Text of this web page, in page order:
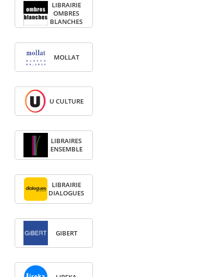
LIBRAIRIE
OMBRES
BLANCHES
MOLLAT
U CULTURE
LIBRAIRES
ENSEMBLE
LIBRAIRIE
DIALOGUES
GIBERT